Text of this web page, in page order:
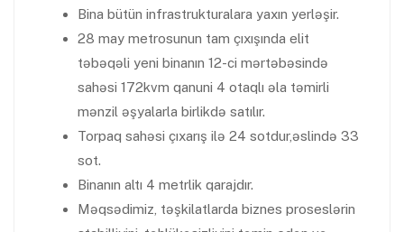
Bina bütün infrastrukturalara yaxın yerləşir.
28 may metrosunun tam çıxışında elit
təbəqəli yeni binanın 12-ci mərtəbəsində
sahəsi 172kvm qanuni 4 otaqlı əla təmirli
mənzil əşyalarla birlikdə satılır.
Torpaq sahəsi çıxarış ilə 24 sotdur,əslində 33
sot.
Binanın altı 4 metrlik qarajdır.
Məqsədimiz, təşkilatlarda biznes proseslərin